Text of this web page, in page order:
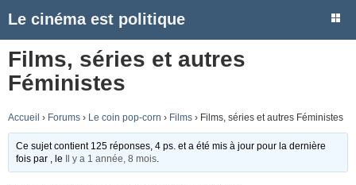
Le cinéma est politique
Films, séries et autres
Féministes
Accueil › Forums › Le coin pop-corn › Films › Films, séries et autres Féministes
Ce sujet contient 125 réponses, 4 ps. et a été mis à jour pour la dernière
fois par
, le Il y a 1 année, 8 mois